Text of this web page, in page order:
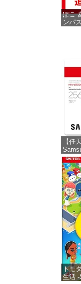
ぽこ
ンパ
【任
ムス
カー
限定
トモ
生活